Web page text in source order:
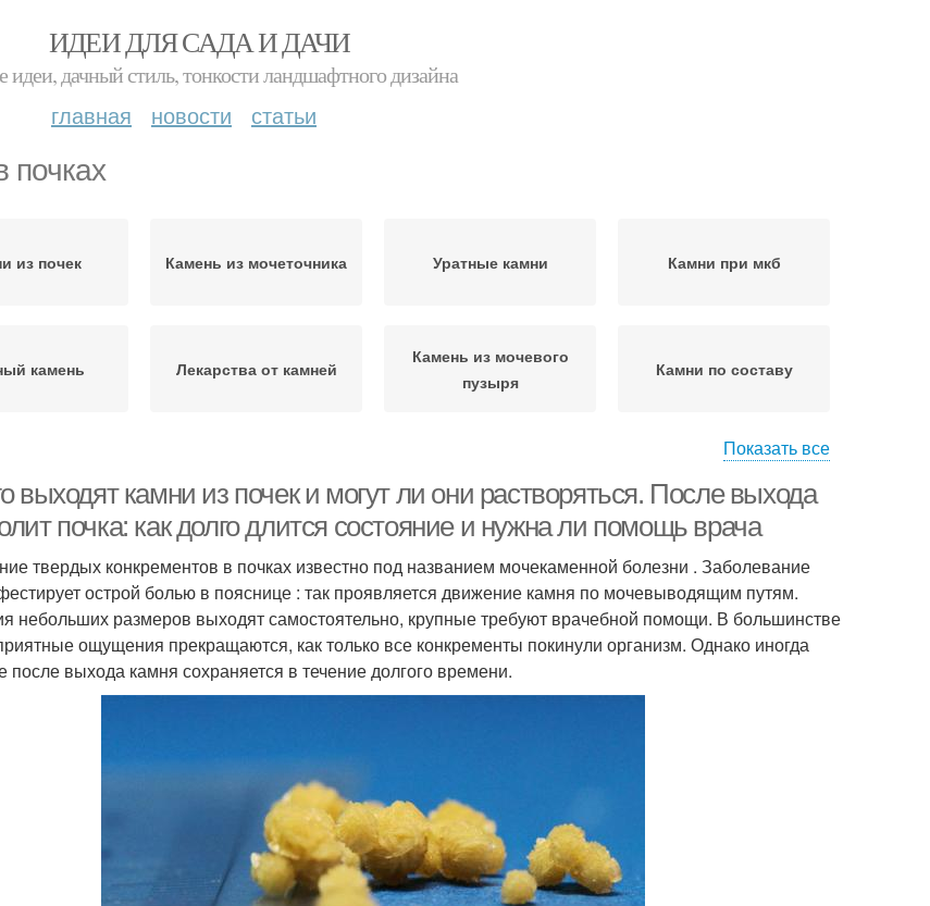
ИДЕИ ДЛЯ САДА И ДАЧИ
идеи, дачный стиль, тонкости ландшафтного дизайна
главная новости статьи
почках
из почек Камень из мочеточника Уратные камни Камни при мкб
камень Лекарства от камней
Камень из мочевого
пузыря
Камни по составу
Показать все
выходят камни из почек и могут ли они растворяться. После выхода
почка: как долго длится состояние и нужна ли помощь врача
твердых конкрементов в почках известно под названием мочекаменной болезни . Заболевание
острой болью в пояснице : так проявляется движение камня по мочевыводящим путям.
небольших размеров выходят самостоятельно, крупные требуют врачебной помощи. В большинстве
ощущения прекращаются, как только все конкременты покинули организм. Однако иногда
после выхода камня сохраняется в течение долгого времени.